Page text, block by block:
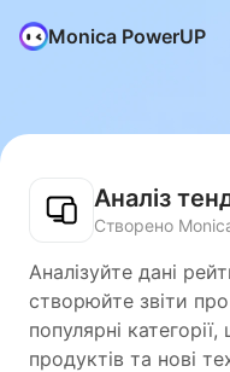
Monica PowerUP
Аналіз
Створено
Аналізуйте дані
створюйте звіти
популярні
продуктів та нові